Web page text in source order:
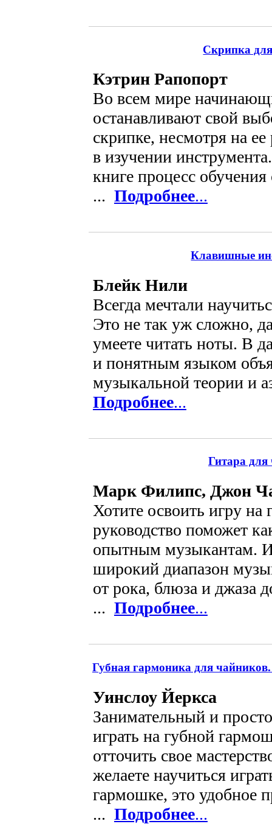
Скрипка
Кэтрин Рапопорт
Во всем мире
останавливают свой
скрипке, несмотря на
в изучении
книге процесс
... Подробнее...
Клавишные
Блейк Нили
Всегда мечтали
Это не так уж сложно,
умеете читать ноты. В
и понятным языком
музыкальной теории и
Подробнее...
Гитара для
Марк Филипс, Джон
Хотите освоить игру на
руководство поможет
опытным музыкантам.
широкий диапазон
от рока, блюза и джаза
... Подробнее...
Губная гармоника для
Уинслоу Йеркса
Занимательный и
играть на губной
отточить свое
желаете научиться
гармошке, это удобное
... Подробнее...